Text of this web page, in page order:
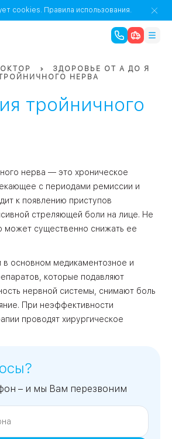
СЗАО 01
12
Бабушкинская
Бауманская
Речной Вокзал
Янгеля
cookies. Правила использования.
ЗДОРОВЬЕ ОТ А ДО Я
НЕРВА
тройничного
нерва — это хроническое
с периодами ремиссии и
к появлению приступов
стреляющей боли на лице. Не
может существенно снижать ее
в основном медикаментозное и
которые подавляют
нервной системы, снимают боль
При неэффективности
проводят хирургическое
– и мы Вам перезвоним